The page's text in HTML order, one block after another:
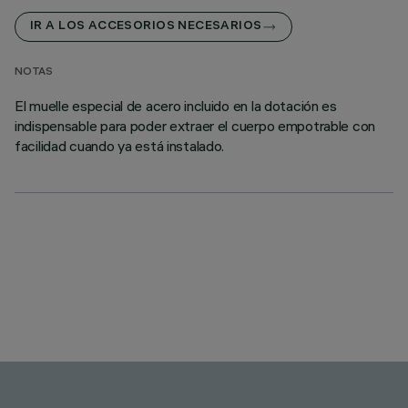
IR A LOS ACCESORIOS NECESARIOS
NOTAS
El muelle especial de acero incluido en la dotación es
indispensable para poder extraer el cuerpo empotrable con
facilidad cuando ya está instalado.